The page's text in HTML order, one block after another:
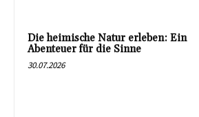
Die heimische Natur erleben: Ein
Abenteuer für die Sinne
30.07.2026